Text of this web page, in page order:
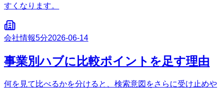
すくなります。
会社情報5分2026-06-14
事業別ハブに比較ポイントを足す理由
何を見て比べるかを分けると、検索意図をさらに受け止めや